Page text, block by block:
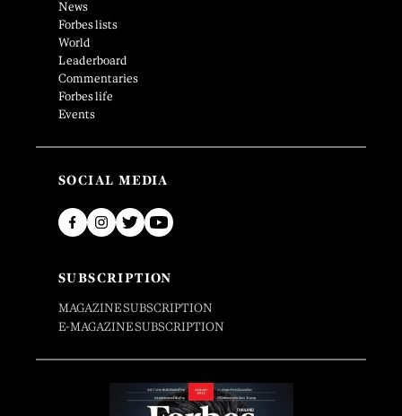
News
Forbes lists
World
Leaderboard
Commentaries
Forbes life
Events
SOCIAL MEDIA
SUBSCRIPTION
MAGAZINE SUBSCRIPTION
E-MAGAZINE SUBSCRIPTION